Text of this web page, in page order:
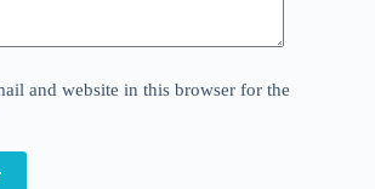
and website in this browser for the